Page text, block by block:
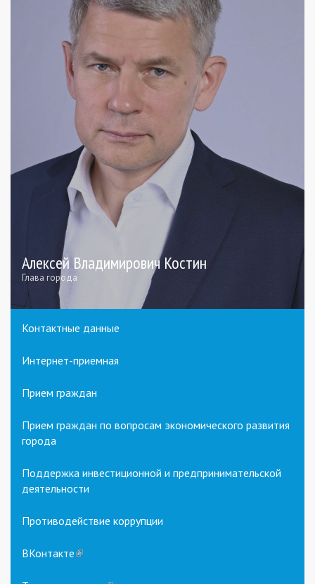
Алексей Владимирович Костин
Глава города
Контактные данные
Интернет-приемная
Прием граждан
Прием граждан по вопросам экономического развития
города
Поддержка инвестиционной и предпринимательской
деятельности
Противодействие коррупции
ВКонтакте(link